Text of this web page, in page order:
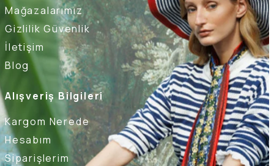
Mağazalarımız
Gizlilik Güvenlik
İletişim
Blog
Alışveriş Bilgileri
Kargom Nerede
Hesabım
Siparişlerim